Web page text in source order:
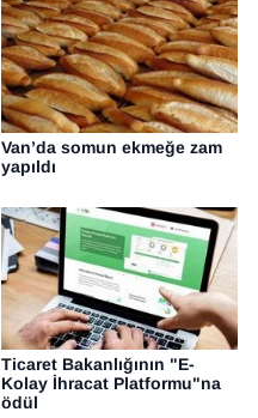
Van’da somun ekmeğe zam
yapıldı
Ticaret Bakanlığının "E-
Kolay İhracat Platformu"na
ödül